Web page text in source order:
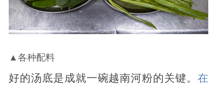
▲各种配料
好的汤底是成就一碗越南河粉的关键。在